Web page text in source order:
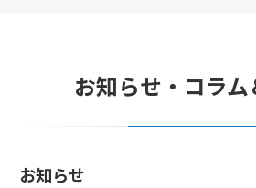
お知らせ・コラ
お知らせ